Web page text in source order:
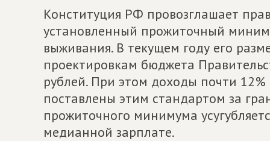
Конституция РФ провозглашает
установленный прожиточный
выживания. В текущем году его
проектировкам бюджета
рублей. При этом доходы почти
поставлены этим стандартом за
прожиточного минимума
медианной зарплате.